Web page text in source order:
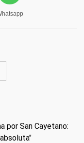
por San Cayetano: